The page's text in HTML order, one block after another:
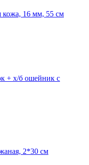
кожа, 16 мм, 55 см
+ х/б ошейник с
2*30 см